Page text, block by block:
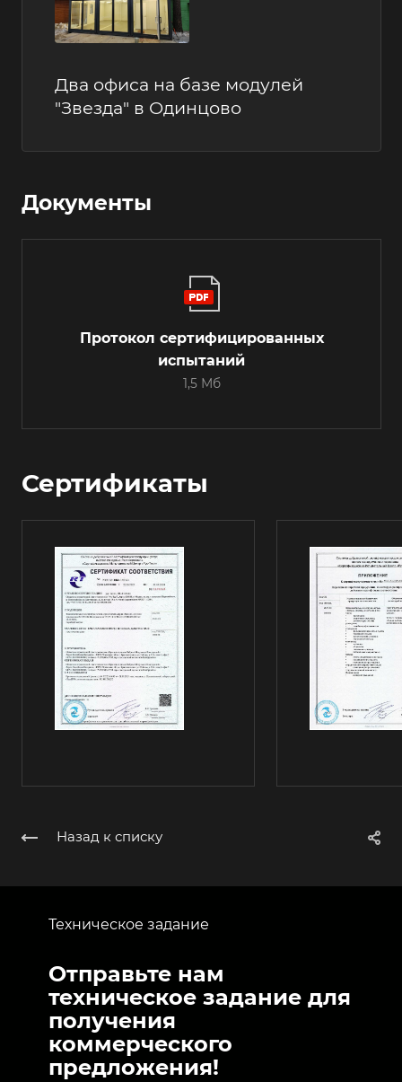
Два офиса на базе модулей
"Звезда" в Одинцово
Документы
Протокол сертифицированных
испытаний
1,5 Мб
Сертификаты
Назад к списку
Техническое задание
Отправьте нам
техническое задание для
получения
коммерческого
предложения!